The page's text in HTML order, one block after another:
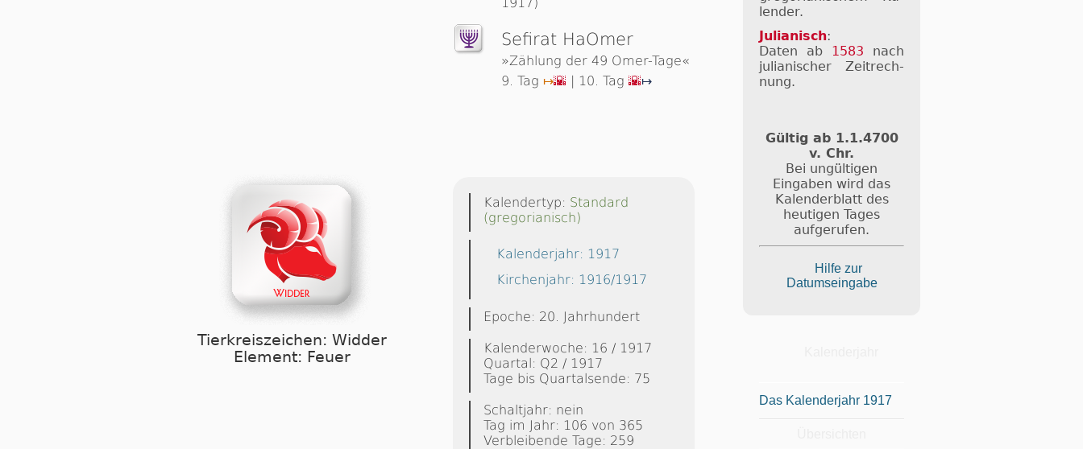
Sefirat HaOmer
»Zählung der 49 Omer-Tage«
9. Tag ↦🌇 | 10. Tag 🌇↦
Tierkreiszeichen: Widder
Element: Feuer
Kalendertyp: Standard
(gregorianisch)
Kalenderjahr: 1917
Kirchenjahr: 1916/1917
Epoche: 20. Jahrhundert
Kalenderwoche: 16 / 1917
Quartal: Q2 / 1917
Tage bis Quartalsende: 75
Schaltjahr: nein
Tag im Jahr: 106 von 365
Verbleibende Tage: 259
len­der.
Julianisch:
Daten ab 1583 nach
ju­li­a­ni­scher Zeit­rech­
nung.
Gültig ab 1.1.4700
v. Chr.
Bei ungültigen
Eingaben wird das
Kalenderblatt des
heutigen Tages
aufgerufen.
Hilfe zur
Datumseingabe
Das Kalenderjahr 1917